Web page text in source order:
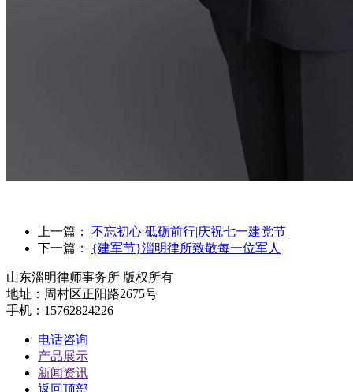
上一篇：
不忘初心 砥砺前行|庆祝七一建党节
下一篇：
{建军节}淄明律所致敬每一位军人
山东淄明律师事务所 版权所有
地址：周村区正阳路2675号
手机：15762824226
电话咨询
产品展示
新闻资讯